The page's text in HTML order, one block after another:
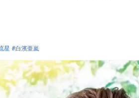
星 白濱亜嵐